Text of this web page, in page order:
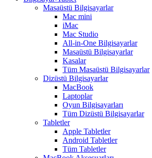
Masaüstü Bilgisayarlar
Mac mini
iMac
Mac Studio
All-in-One Bilgisayarlar
Masaüstü Bilgisayarlar
Kasalar
Tüm Masaüstü Bilgisayarlar
Dizüstü Bilgisayarlar
MacBook
Laptoplar
Oyun Bilgisayarları
Tüm Dizüstü Bilgisayarlar
Tabletler
Apple Tabletler
Android Tabletler
Tüm Tabletler